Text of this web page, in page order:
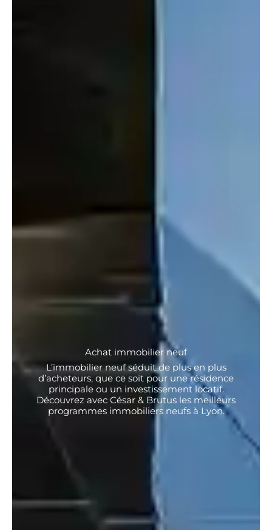
Achat immobilier neuf
L’immobilier neuf séduit de plus en plus
d’acheteurs, que ce soit pour une résidence
principale ou un investissement locatif.
Découvrez avec César & Brutus les meilleurs
programmes immobiliers neufs à Lyon.